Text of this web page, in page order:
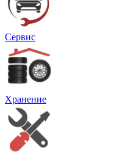
Сервис
Хранение